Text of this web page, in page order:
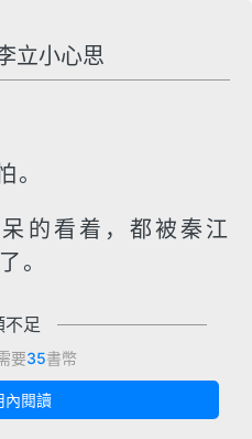
立小心思
。
的看着，都被秦江
。
不足
要35書幣
內閱讀